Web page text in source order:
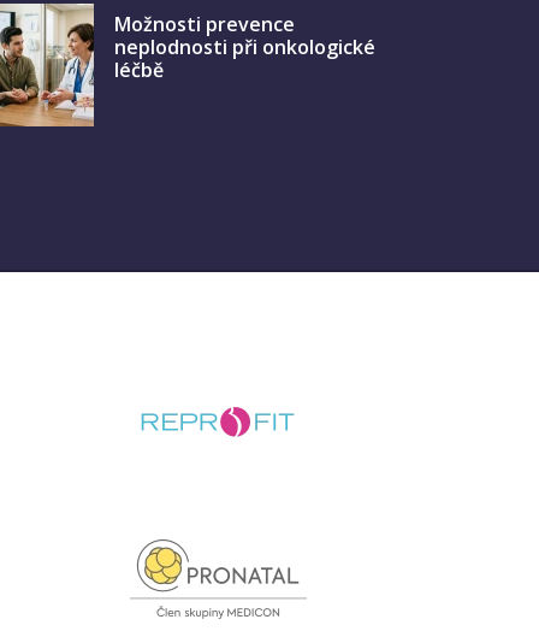
Možnosti prevence
neplodnosti při onkologické
léčbě